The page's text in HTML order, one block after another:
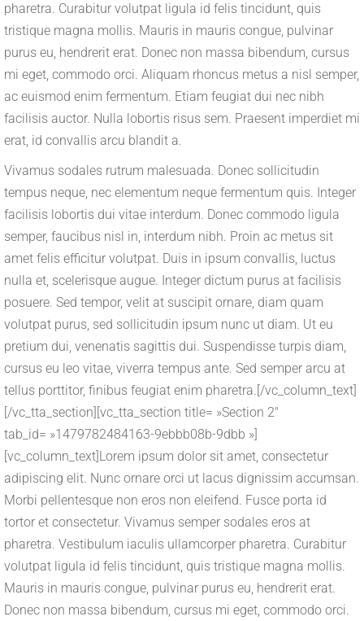
pharetra. Curabitur volutpat ligula id felis tincidunt, quis
tristique magna mollis. Mauris in mauris congue, pulvinar
purus eu, hendrerit erat. Donec non massa bibendum, cursus
mi eget, commodo orci. Aliquam rhoncus metus a nisl semper,
ac euismod enim fermentum. Etiam feugiat dui nec nibh
facilisis auctor. Nulla lobortis risus sem. Praesent imperdiet mi
erat, id convallis arcu blandit a.
Vivamus sodales rutrum malesuada. Donec sollicitudin
tempus neque, nec elementum neque fermentum quis. Integer
facilisis lobortis dui vitae interdum. Donec commodo ligula
semper, faucibus nisl in, interdum nibh. Proin ac metus sit
amet felis efficitur volutpat. Duis in ipsum convallis, luctus
nulla et, scelerisque augue. Integer dictum purus at facilisis
posuere. Sed tempor, velit at suscipit ornare, diam quam
volutpat purus, sed sollicitudin ipsum nunc ut diam. Ut eu
pretium dui, venenatis sagittis dui. Suspendisse turpis diam,
cursus eu leo vitae, viverra tempus ante. Sed semper arcu at
tellus porttitor, finibus feugiat enim pharetra.[/vc_column_text]
[/vc_tta_section][vc_tta_section title= »Section 2″
tab_id= »1479782484163-9ebbb08b-9dbb »]
[vc_column_text]Lorem ipsum dolor sit amet, consectetur
adipiscing elit. Nunc ornare orci ut lacus dignissim accumsan.
Morbi pellentesque non eros non eleifend. Fusce porta id
tortor et consectetur. Vivamus semper sodales eros at
pharetra. Vestibulum iaculis ullamcorper pharetra. Curabitur
volutpat ligula id felis tincidunt, quis tristique magna mollis.
Mauris in mauris congue, pulvinar purus eu, hendrerit erat.
Donec non massa bibendum, cursus mi eget, commodo orci.